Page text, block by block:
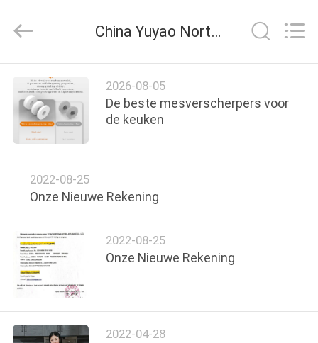
HUIS
PRODUCTEN
OVER
ONS
FABRIEKSTOUR
KWALITEITSCONTROLE
Electric
Appliance
All
Reserved.
China Yuyao Norton Electric Appliance Co., Ltd. bedrijf nieuws
2026-08-05
De beste mesverscherpers voor
de keuken
2022-08-25
Onze Nieuwe Rekening
2022-08-25
Onze Nieuwe Rekening
2022-04-28